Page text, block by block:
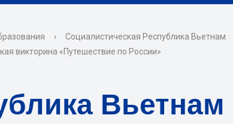
› Социалистическая Республика Вьетнам
викторина «Путешествие по России»
Вьетнам